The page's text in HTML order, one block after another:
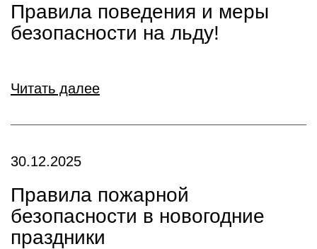
Правила поведения и меры
безопасности на льду!
Читать далее
30.12.2025
Правила пожарной
безопасности в новогодние
праздники